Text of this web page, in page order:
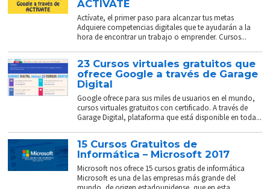
ACTÍVATE
Actívate, el primer paso para alcanzar tus metas
Adquiere competencias digitales que te ayudarán a la
hora de encontrar un trabajo o emprender. Cursos...
23 Cursos virtuales gratuitos que
ofrece Google a través de Garage
Digital
Google ofrece para sus miles de usuarios en el mundo,
cursos virtuales gratuitos con certificado. A través de
Garage Digital, plataforma que está disponible en toda...
15 Cursos Gratuitos de
Informática – Microsoft 2017
Microsoft nos ofrece 15 cursos gratis de informática
Microsoft es una de las empresas más grande del